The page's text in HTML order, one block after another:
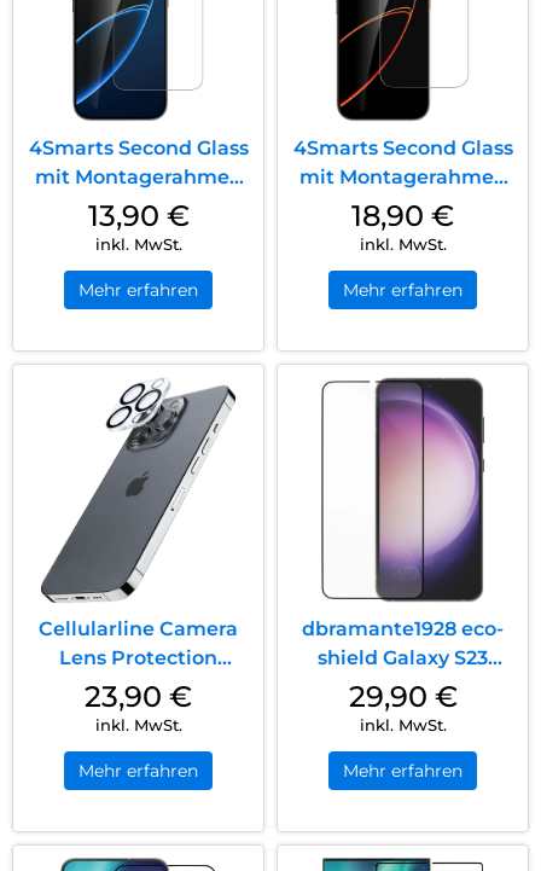
4Smarts Second Glass
mit Montagerahmen
iPhone 17 Air
Transparent
13,90 €
inkl. MwSt.
Mehr erfahren
4Smarts Second Glass
mit Montagerahmen
iPhone 17 Pro
Transparent
18,90 €
inkl. MwSt.
Mehr erfahren
Cellularline Camera
Lens Protection
iPhone 16 Pro/16 Pro
Max Clear
23,90 €
inkl. MwSt.
Mehr erfahren
dbramante1928 eco-
shield Galaxy S23
Schwarz
29,90 €
inkl. MwSt.
Mehr erfahren